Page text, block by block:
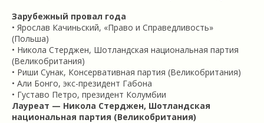
Зарубежный провал года
• Ярослав Качиньский, «Право и Справедливость»
(Польша)
• Никола Стерджен, Шотландская национальная партия
(Великобритания)
• Риши Сунак, Консервативная партия (Великобритания)
• Али Бонго, экс-президент Габона
• Густаво Петро, президент Колумбии
Лауреат — Никола Стерджен, Шотландская
национальная партия (Великобритания)